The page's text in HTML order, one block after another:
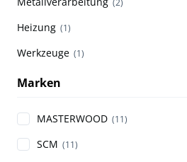
(2)
Heizung (1)
Werkzeuge (1)
Marken
MASTERWOOD (11)
SCM (11)